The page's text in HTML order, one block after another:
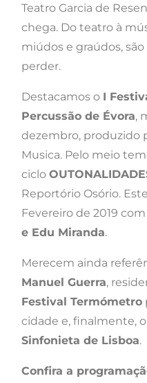
Teatro Garcia de
chega. Do teatro à
miúdos e graúdos,
perder.
Destacamos o I
Percussão de Évora,
dezembro, produzido
Musica. Pelo meio
ciclo
Reportório Osório.
Fevereiro de 2019
e Edu Miranda.
Merecem ainda
Manuel Guerra,
Festival Termómetro
cidade e, finalmente, o
Sinfonieta de Lisboa.
Confira a